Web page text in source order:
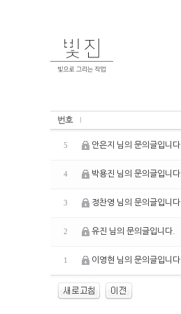
번호
5 안은지 님의 문의글입니다.
4 박용진 님의 문의글입니다.
3 정찬영 님의 문의글입니다.
2 유진 님의 문의글입니다.
1 이영현 님의 문의글입니다.